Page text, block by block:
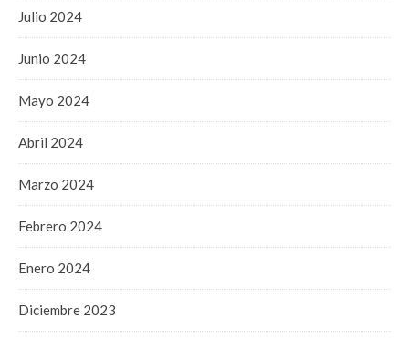
Julio 2024
Junio 2024
Mayo 2024
Abril 2024
Marzo 2024
Febrero 2024
Enero 2024
Diciembre 2023